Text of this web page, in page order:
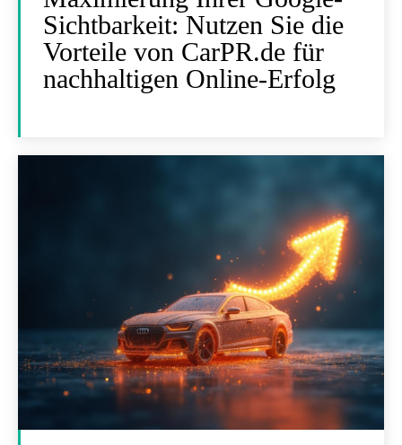
Sichtbarkeit: Nutzen Sie die
Vorteile von CarPR.de für
nachhaltigen Online-Erfolg